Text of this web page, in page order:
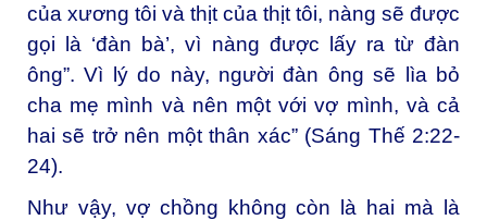
của xương tôi và thịt của thịt tôi, nàng sẽ được
gọi là ‘đàn bà’, vì nàng được lấy ra từ đàn
ông”. Vì lý do này, người đàn ông sẽ lìa bỏ
cha mẹ mình và nên một với vợ mình, và cả
hai sẽ trở nên một thân xác” (Sáng Thế 2:22-
24).
Như vậy, vợ chồng không còn là hai mà là